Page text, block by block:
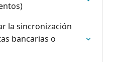
la sincronización
bancarias o